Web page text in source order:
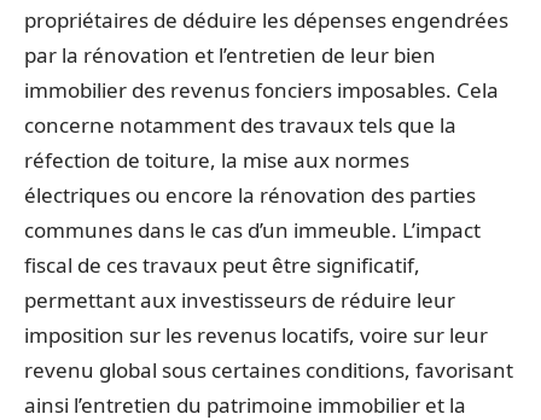
propriétaires de déduire les dépenses engendrées
par la rénovation et l’entretien de leur bien
immobilier des revenus fonciers imposables. Cela
concerne notamment des travaux tels que la
réfection de toiture, la mise aux normes
électriques ou encore la rénovation des parties
communes dans le cas d’un immeuble. L’impact
fiscal de ces travaux peut être significatif,
permettant aux investisseurs de réduire leur
imposition sur les revenus locatifs, voire sur leur
revenu global sous certaines conditions, favorisant
ainsi l’entretien du patrimoine immobilier et la